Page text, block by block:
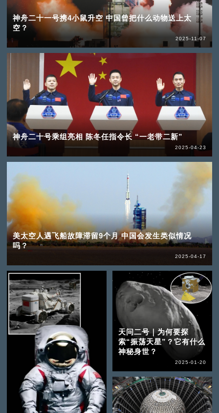
神舟二十一号携4小鼠升空 中国曾把什么动物送上太
空？
2025-11-07
神舟二十号乘组亮相 陈冬任指令长 “一老带二新”
2025-04-23
美太空人遇飞船故障滞留9个月 中国会发生类似情况
吗？
2025-04-17
天问二号｜为何要探
索“振荡天星”？它有什么
神秘身世？
2025-01-20